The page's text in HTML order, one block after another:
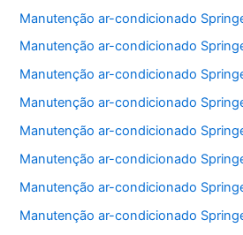
Manutenção ar-condicionado
Manutenção ar-condicionado
Manutenção ar-condicionado
Manutenção ar-condicionado
Manutenção ar-condicionado
Manutenção ar-condicionado
Manutenção ar-condicionado
Manutenção ar-condicionado